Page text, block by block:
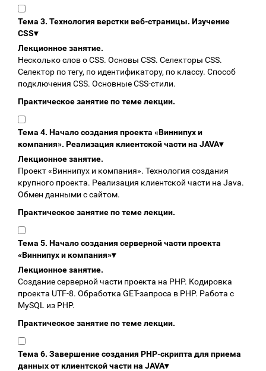
Тема 3. Технология верстки веб-страницы. Изучение
CSS▾
Лекционное занятие.
Несколько слов о CSS. Основы CSS. Селекторы CSS.
Селектор по тегу, по идентификатору, по классу. Cпособ
подключения CSS. Основные CSS-стили.
Практическое занятие по теме лекции.
Тема 4. Начало создания проекта «Виннипух и
компания». Реализация клиентской части на JAVA▾
Лекционное занятие.
Проект «Виннипух и компания». Технология создания
крупного проекта. Реализация клиентской части на Java.
Обмен данными с сайтом.
Практическое занятие по теме лекции.
Тема 5. Начало создания серверной части проекта
«Виннипух и компания»▾
Лекционное занятие.
Создание серверной части проекта на PHP. Кодировка
проекта UTF-8. Обработка GET-запроса в PHP. Работа с
MySQL из PHP.
Практическое занятие по теме лекции.
Тема 6. Завершение создания PHP-скрипта для приема
данных от клиентской части на JAVA▾